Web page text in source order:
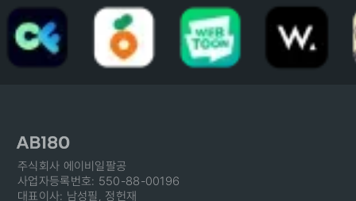
주식회사 에이비일팔공
사업자등록번호: 550-88-00196
대표이사: 남성필, 정헌재